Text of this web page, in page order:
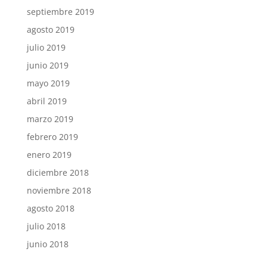
septiembre 2019
agosto 2019
julio 2019
junio 2019
mayo 2019
abril 2019
marzo 2019
febrero 2019
enero 2019
diciembre 2018
noviembre 2018
agosto 2018
julio 2018
junio 2018